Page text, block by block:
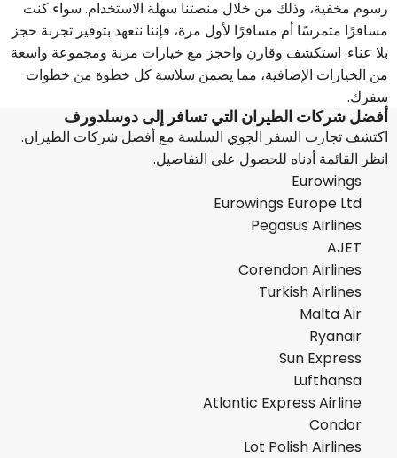
رسوم مخفية، وذلك من خلال منصتنا سهلة الاستخدام. سواء كنت
مسافرًا متمرسًا أم مسافرًا لأول مرة، فإننا نتعهد بتوفير تجربة حجز
بلا عناء. استكشف وقارن واحجز مع خيارات مرنة ومجموعة واسعة
من الخيارات الإضافية، مما يضمن سلاسة كل خطوة من خطوات
سفرك.
أفضل شركات الطيران التي تسافر إلى دوسلدورف
اكتشف تجارب السفر الجوي السلسة مع أفضل شركات الطيران.
انظر القائمة أدناه للحصول على التفاصيل.
Eurowings
Eurowings Europe Ltd
Pegasus Airlines
AJET
Corendon Airlines
Turkish Airlines
Malta Air
Ryanair
Sun Express
Lufthansa
Atlantic Express Airline
Condor
Lot Polish Airlines